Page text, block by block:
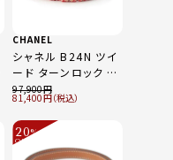
CHANEL
シャネル B24N ツイ
ード ターンロック コ
コマーク ベルト レッ
ド 75/30
97,900
81,400
20%
OFF